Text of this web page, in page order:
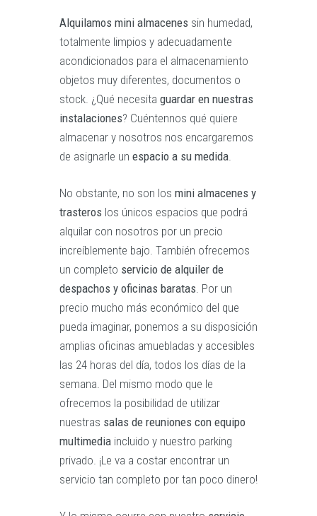
Alquilamos mini almacenes sin humedad,
totalmente limpios y adecuadamente
acondicionados para el almacenamiento
objetos muy diferentes, documentos o
stock. ¿Qué necesita guardar en nuestras
instalaciones? Cuéntennos qué quiere
almacenar y nosotros nos encargaremos
de asignarle un espacio a su medida.
No obstante, no son los mini almacenes y
trasteros los únicos espacios que podrá
alquilar con nosotros por un precio
increíblemente bajo. También ofrecemos
un completo servicio de alquiler de
despachos y oficinas baratas. Por un
precio mucho más económico del que
pueda imaginar, ponemos a su disposición
amplias oficinas amuebladas y accesibles
las 24 horas del día, todos los días de la
semana. Del mismo modo que le
ofrecemos la posibilidad de utilizar
nuestras salas de reuniones con equipo
multimedia incluido y nuestro parking
privado. ¡Le va a costar encontrar un
servicio tan completo por tan poco dinero!